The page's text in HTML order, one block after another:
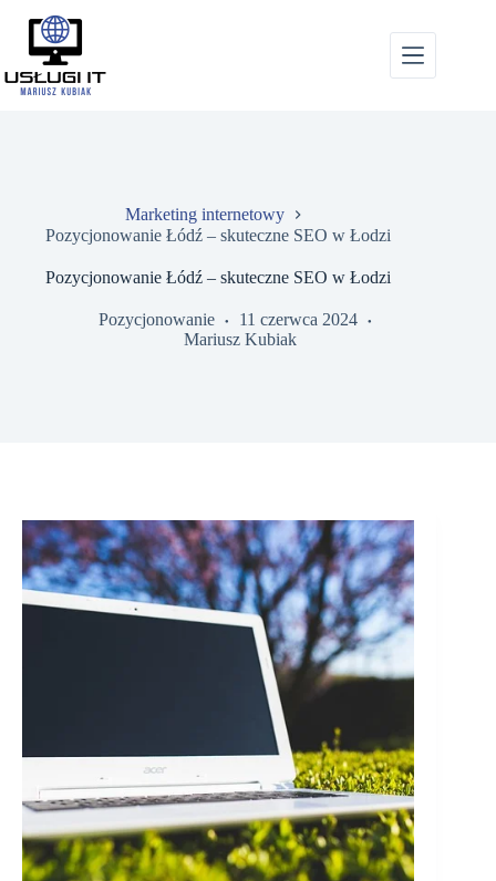
treści
Marketing internetowy
Pozycjonowanie Łódź – skuteczne SEO w Łodzi
Pozycjonowanie Łódź – skuteczne SEO w Łodzi
Pozycjonowanie
11 czerwca 2024
Mariusz Kubiak